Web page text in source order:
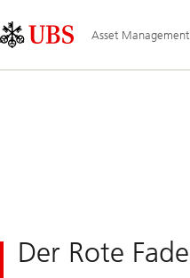
Links
Area
Asset Management
Der Rote